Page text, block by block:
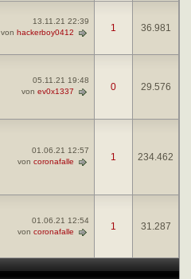
13.11.21 22:39
von hackerboy0412 1 36.981
05.11.21 19:48
von ev0x1337 0 29.576
01.06.21 12:57
von coronafalle 1 234.462
01.06.21 12:54
von coronafalle 1 31.287